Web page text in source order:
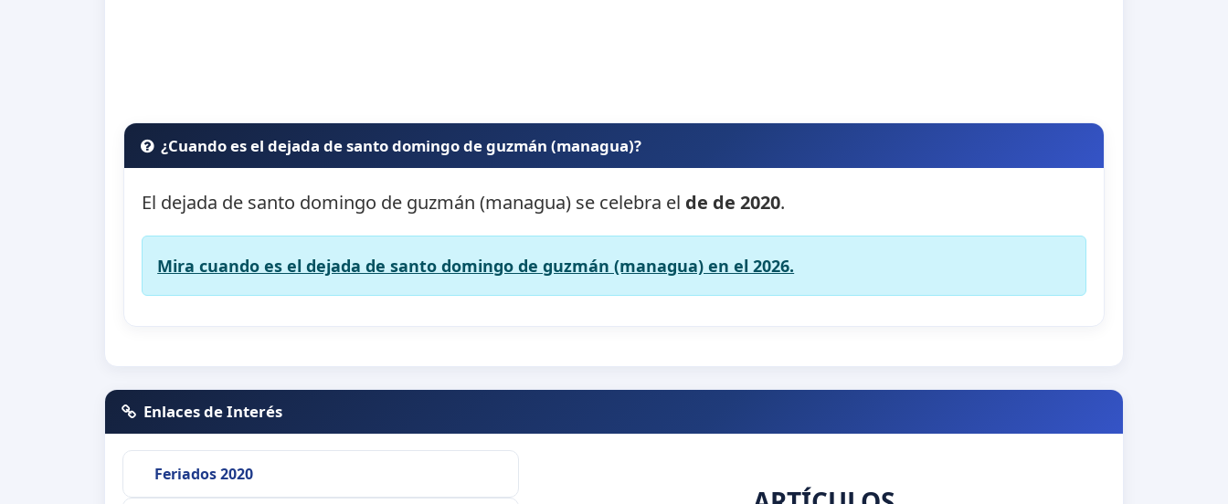
¿Cuando es el dejada de santo domingo de guzmán (managua)?
El dejada de santo domingo de guzmán (managua) se celebra el de de 2020.
Mira cuando es el dejada de santo domingo de guzmán (managua) en el 2026.
Enlaces de Interés
Feriados 2020